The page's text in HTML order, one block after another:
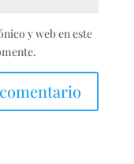
y web en este